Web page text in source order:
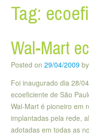
Tag:
Wal-Mart
Posted on 29/04/2009 by
Foi inaugurado dia 28/
ecoeficiente de São
Wal-Mart é pioneiro em
implantadas pela rede,
adotadas em todas as